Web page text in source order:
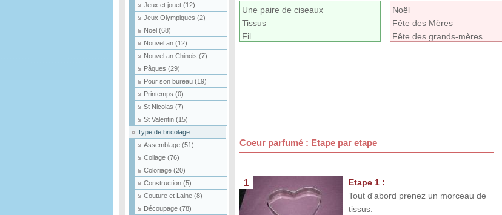
Jeux et jouet (12)
Jeux Olympiques (2)
Noël (68)
Nouvel an (12)
Nouvel an Chinois (7)
Pâques (29)
Pour son bureau (19)
Printemps (0)
St Nicolas (7)
St Valentin (15)
Type de bricolage
Assemblage (51)
Collage (76)
Coloriage (20)
Construction (5)
Couture et Laine (8)
Découpage (78)
Une paire de ciseaux
Tissus
Fil
Noël
Fête des Mères
Fête des grands-mères
Coeur parfumé : Etape par etape
1
Etape 1 :
Tout d'abord prenez un morceau de
tissus.